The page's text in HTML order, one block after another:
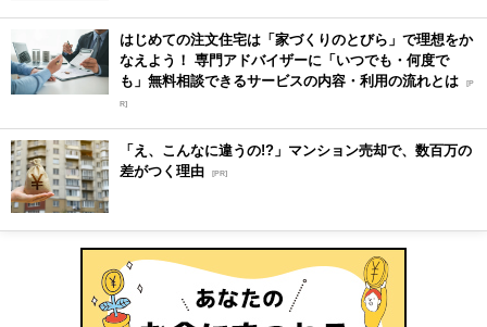
はじめての注文住宅は「家づくりのとびら」で理想をか
なえよう！ 専門アドバイザーに「いつでも・何度で
も」無料相談できるサービスの内容・利用の流れとは [P
R]
「え、こんなに違うの!?」マンション売却で、数百万の
差がつく理由 [PR]